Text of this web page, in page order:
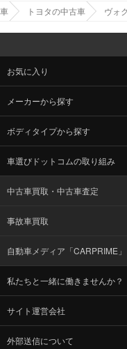
トヨタの中古車 ヴォ
お気に入り
メーカーから探す
ボディタイプから探す
車選びドットコムの取り組み
中古車買取・中古車査定
事故車買取
自動車メディア「CARPRIME」
私たちと一緒に働きませんか？
サイト運営会社
外部送信について